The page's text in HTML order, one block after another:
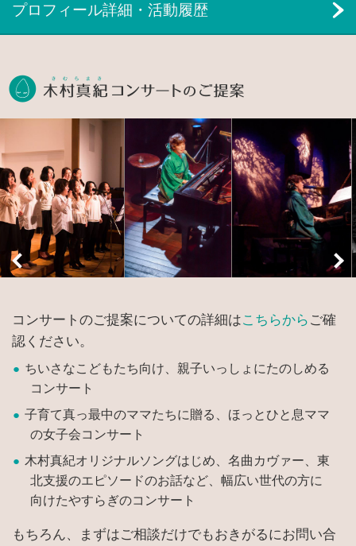
プロフィール詳細・活動履歴
コンサートのご提案についての詳細はこちらから ご確
認ください。
ちいさなこどもたち向け、親子いっしょにたのしめる
コンサート
子育て真っ最中のママたちに贈る、ほっとひと息ママ
の女子会コンサート
木村真紀オリジナルソングはじめ、名曲カヴァー、東
北支援のエピソードのお話など、幅広い世代の方に
向けたやすらぎのコンサート
もちろん、まずはご相談だけでもおきがるにお問い合